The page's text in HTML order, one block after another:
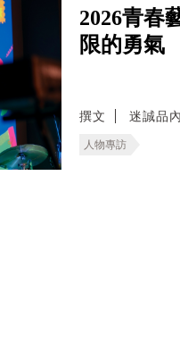
2026青春
限的勇氣
撰文 迷誠品
人物專訪